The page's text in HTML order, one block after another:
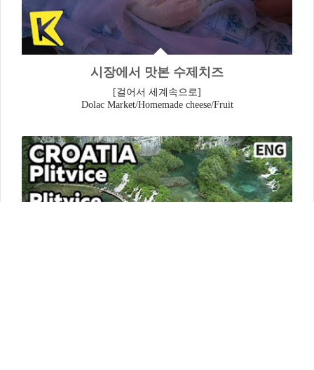
시장에서 맛본 수제치즈
[걸어서 세계속으로]
Dolac Market/Homemade cheese/Fruit